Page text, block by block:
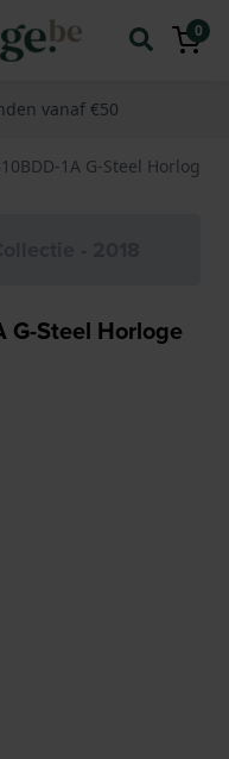
0
vanaf €50
1A G-Steel Horloge
G-Steel Horloge